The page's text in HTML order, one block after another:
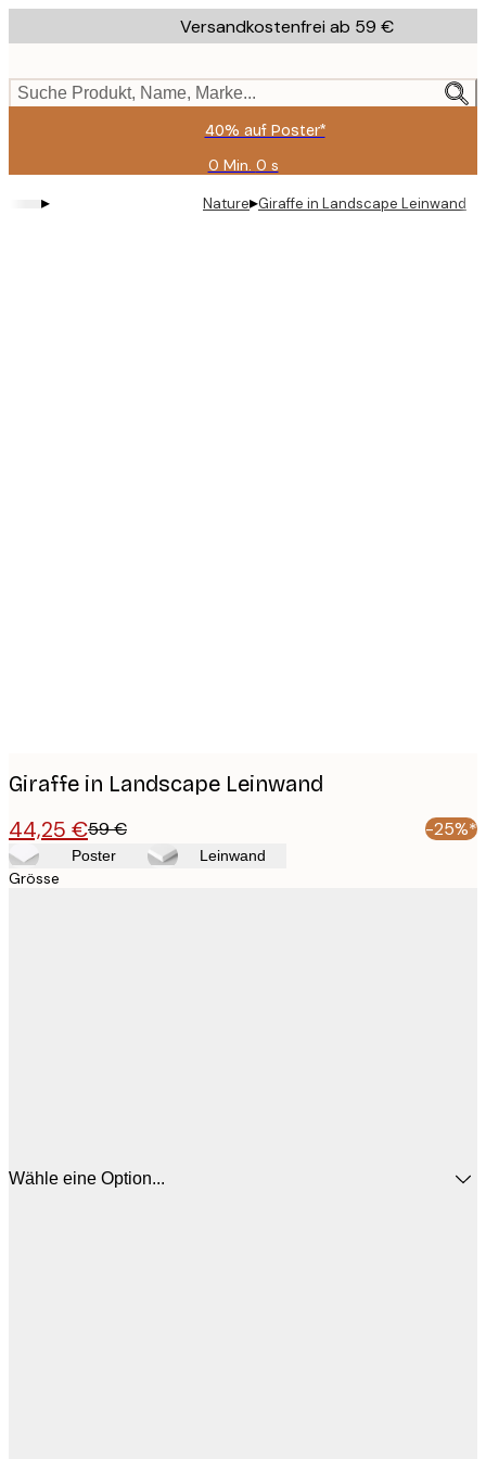
to
content.
Versandkostenfrei ab 59 €
Suche Produkt, Name, Marke...
40% auf Poster*
0 Min. 0 s
Gültig
bis:
2026-
▸ Nature▸Giraffe in Landscape Leinwand
Giraffe in Landscape Leinwand
44,25 €59 € -25%*
Poster Leinwand
Grösse
Wähle eine Option...